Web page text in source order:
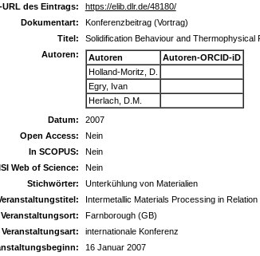
URL des Eintrags:
https://elib.dlr.de/48180/
Dokumentart:
Konferenzbeitrag (Vortrag)
Titel:
Solidification Behaviour and Thermophysical
Autoren:
Autoren
Autoren-ORCID-iD
Holland-Moritz, D.
Egry, Ivan
Herlach, D.M.
Datum:
2007
Open Access:
Nein
In SCOPUS:
Nein
Web of Science:
Nein
Stichwörter:
Unterkühlung von Materialien
Intermetallic Materials Processing in
Veranstaltungsort:
Farnborough (GB)
Veranstaltungsart:
internationale Konferenz
16 Januar 2007